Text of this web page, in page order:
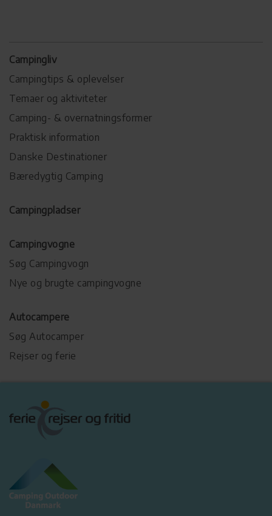
Campingliv
Campingtips & oplevelser
Temaer og aktiviteter
Camping- & overnatningsformer
Praktisk information
Danske Destinationer
Bæredygtig Camping
Campingpladser
Campingvogne
Søg Campingvogn
Nye og brugte campingvogne
Autocampere
Søg Autocamper
Rejser og ferie